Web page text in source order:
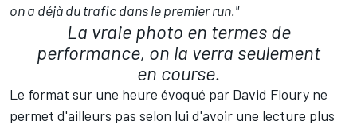
on a déjà du trafic dans le premier run."
La vraie photo en termes de
performance, on la verra seulement
en course.
Le format sur une heure évoqué par David Floury ne
permet d'ailleurs pas selon lui d'avoir une lecture plus